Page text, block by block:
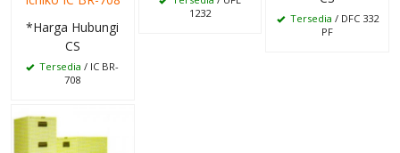
*Harga Hubungi
CS
Tersedia / IC BR-
708
1232
Tersedia / DFC 332
PF